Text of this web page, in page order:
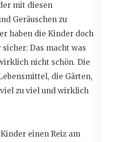
mit diesen
Geräuschen zu
haben die Kinder doch
Das macht was
nicht schön. Die
die Gärten,
zu viel und wirklich
einen Reiz am